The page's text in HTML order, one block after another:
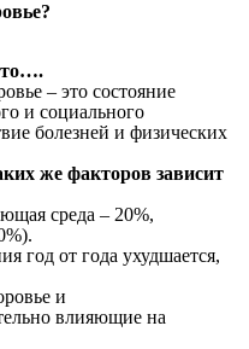
– это состояние
и социального
болезней и физических
же факторов зависит
среда – 20%,
год от года ухудшается,
и
влияющие на